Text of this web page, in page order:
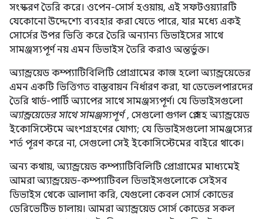
সংস্করণ তৈরি করে। ওপেন-সোর্স হওয়ায়, এই সফটওয়্যারটি
যেকোনো উদ্দেশ্যে ব্যবহার করা যেতে পারে, যার মধ্যে একই
সোর্সের উপর ভিত্তি করে তৈরি অন্যান্য ডিভাইসের সাথে
সামঞ্জস্যপূর্ণ নয় এমন ডিভাইস তৈরি করাও অন্তর্ভুক্ত।
অ্যান্ড্রয়েড কম্প্যাটিবিলিটি প্রোগ্রামের কাজ হলো অ্যান্ড্রয়েডের
এমন একটি ভিত্তিগত বাস্তবায়ন নির্ধারণ করা, যা ডেভেলপারদের
তৈরি থার্ড-পার্টি অ্যাপের সাথে সামঞ্জস্যপূর্ণ। যে ডিভাইসগুলো
অ্যান্ড্রয়েডের সাথে সামঞ্জস্যপূর্ণ, সেগুলো গুগল প্লে সহ অ্যান্ড্রয়েড
ইকোসিস্টেমে অংশগ্রহণের যোগ্য; যে ডিভাইসগুলো সামঞ্জস্যের
শর্ত পূরণ করে না, সেগুলো সেই ইকোসিস্টেমের বাইরে থাকে।
অন্য কথায়, অ্যান্ড্রয়েড কম্প্যাটিবিলিটি প্রোগ্রামের মাধ্যমেই
আমরা অ্যান্ড্রয়েড-কম্প্যাটিবল ডিভাইসগুলোকে সেইসব
ডিভাইস থেকে আলাদা করি, যেগুলো কেবল সোর্স কোডের
ডেরিভেটিভ চালায়। আমরা অ্যান্ড্রয়েড সোর্স কোডের সকল